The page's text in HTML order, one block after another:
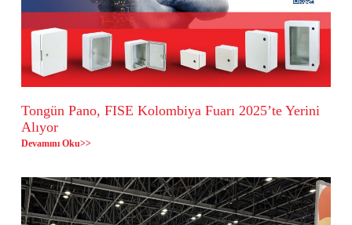
Tongün Pano, FISE Kolombiya Fuarı 2025’te Yerini
Alıyor
Devamını Oku>>